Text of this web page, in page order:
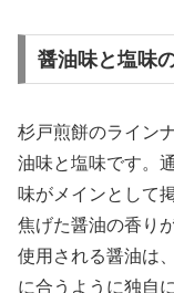
醤油味と塩味
杉戸煎餅のライン
油味と塩味です。
味がメインとして
焦げた醤油の香り
使用される醤油は
に合うように独自